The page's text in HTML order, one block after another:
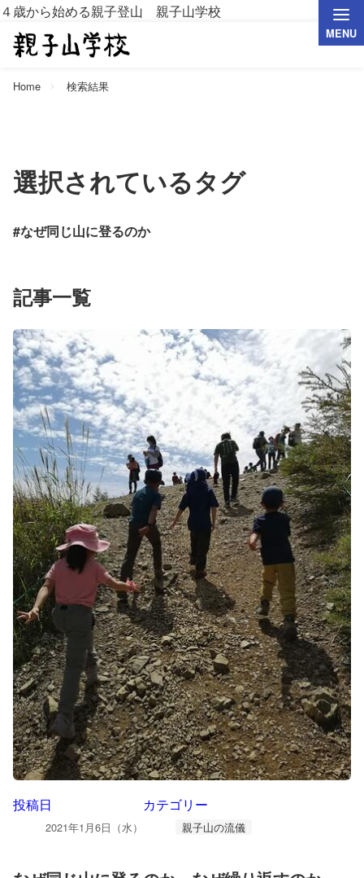
４歳から始める親子登山 親子山学校
MENU
Home 検索結果
選択されているタグ
#なぜ同じ山に登るのか
記事一覧
投稿日
2021年1月6日（水）
カテゴリー
親子山の流儀